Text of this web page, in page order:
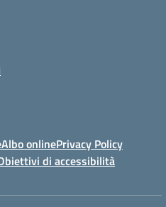
Albo onlinePrivacy Policy
di accessibilità